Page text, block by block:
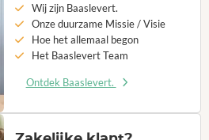
Wij zijn Baaslevert.
Onze duurzame Missie / Visie
Hoe het allemaal begon
Het Baaslevert Team
Ontdek Baaslevert.